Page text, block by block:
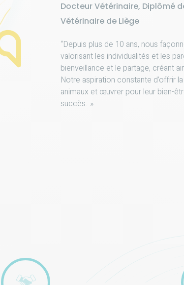
Docteur Vétérinaire, Diplômé
Vétérinaire de Liège
“Depuis plus de 10 ans, nous
valorisant les individualités et les
bienveillance et le partage, créant
Notre aspiration constante d’offrir
animaux et œuvrer pour leur bien-
succès. »